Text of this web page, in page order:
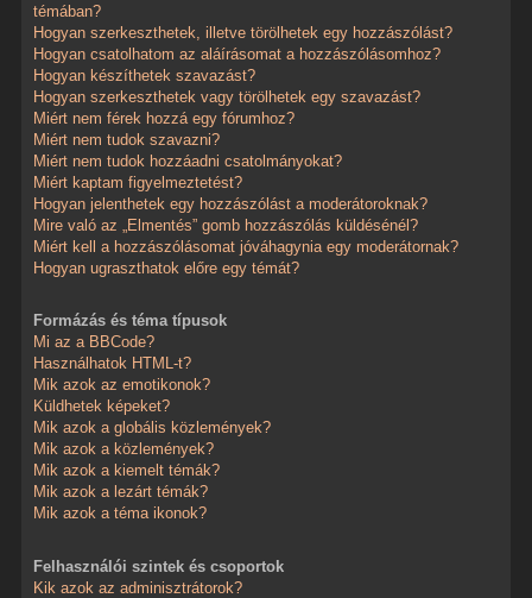
témában?
Hogyan szerkeszthetek, illetve törölhetek egy hozzászólást?
Hogyan csatolhatom az aláírásomat a hozzászólásomhoz?
Hogyan készíthetek szavazást?
Hogyan szerkeszthetek vagy törölhetek egy szavazást?
Miért nem férek hozzá egy fórumhoz?
Miért nem tudok szavazni?
Miért nem tudok hozzáadni csatolmányokat?
Miért kaptam figyelmeztetést?
Hogyan jelenthetek egy hozzászólást a moderátoroknak?
Mire való az „Elmentés” gomb hozzászólás küldésénél?
Miért kell a hozzászólásomat jóváhagynia egy moderátornak?
Hogyan ugraszthatok előre egy témát?
Formázás és téma típusok
Mi az a BBCode?
Használhatok HTML-t?
Mik azok az emotikonok?
Küldhetek képeket?
Mik azok a globális közlemények?
Mik azok a közlemények?
Mik azok a kiemelt témák?
Mik azok a lezárt témák?
Mik azok a téma ikonok?
Felhasználói szintek és csoportok
Kik azok az adminisztrátorok?